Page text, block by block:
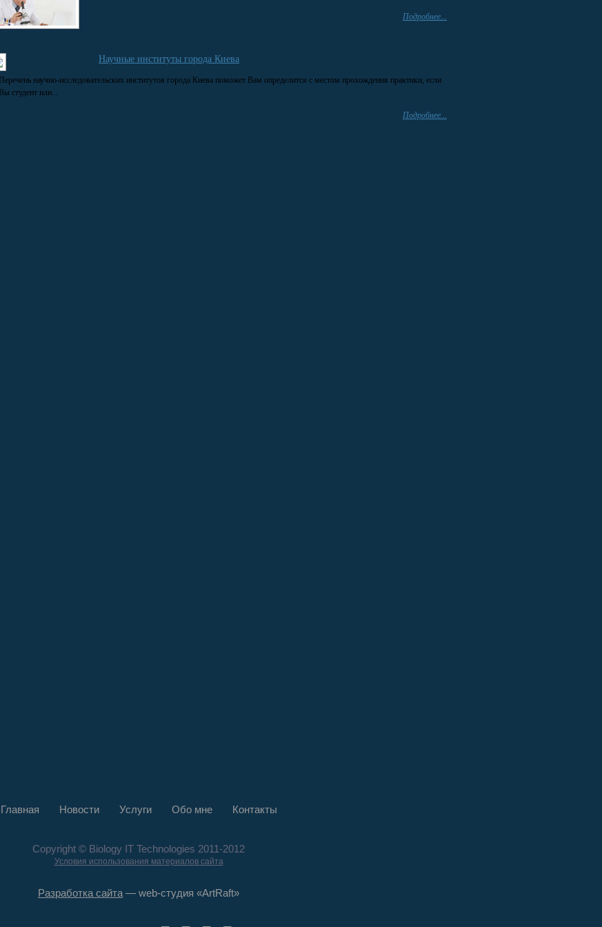
Подробнее...
Научные институты города Киева
Перечень научно-исследовательских институтов города Киева поможет Вам определится с местом прохождения практики, если
Вы студент или...
Подробнее...
Главная Новости Услуги Обо мне Контакты
Copyright © Biology IT Technologies 2011-2012
Условия использования материалов сайта
Разработка сайта — web-студия «ArtRaft»